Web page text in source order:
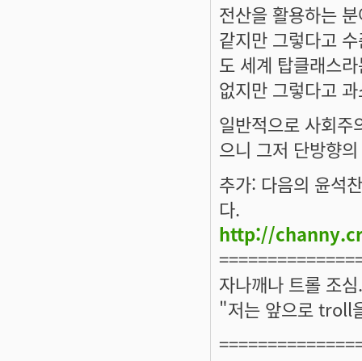
전산을 활용하는
같지만 그렇다고
도 세계 탑클래스
없지만 그렇다고
일반적으로 사회
으니 그저 단방향
추가: 다음의 윤석
다.
http://
자나깨나 트롤 조
"저는 앞으로 troll